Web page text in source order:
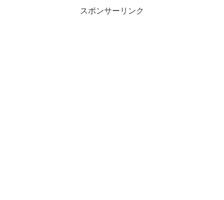
スポンサーリンク